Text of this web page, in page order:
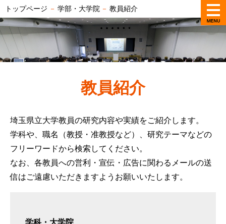
トップページ － 学部・大学院 － 教員紹介
教員紹介
埼玉県立大学教員の研究内容や実績をご紹介します。
学科や、職名（教授・准教授など）、研究テーマなどの
フリーワードから検索してください。
なお、各教員への営利・宣伝・広告に関わるメールの送
信はご遠慮いただきますようお願いいたします。
学科・大学院